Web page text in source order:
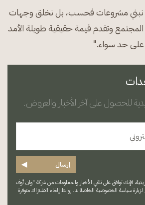
نبني مشروعات فحسب، بل نخلق وجهات
وتقدم قيمة حقيقية طويلة الأمد
على حد سواء."
للحصول على آخر الأخبار والعروض.
إرسال ◀
فإنك توافق على تلقي الأخبار والمعلومات من شركة "وان أوف
لزيارة سياسة الخصوصية الخاصة بنا. روابط إلغاء الاشتراك متوفرة